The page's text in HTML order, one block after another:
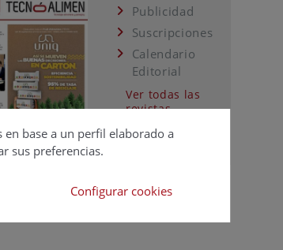
Publicidad
Suscripciones
Calendario
Editorial
Ver todas las
revistas
base a un perfil elaborado a
sus preferencias.
Configurar cookies